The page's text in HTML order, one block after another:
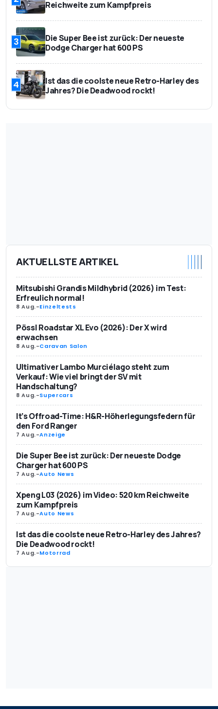
Reichweite zum Kampfpreis
3
Die Super Bee ist zurück: Der neueste
Dodge Charger hat 600 PS
4
Ist das die coolste neue Retro-Harley des
Jahres? Die Deadwood rockt!
AKTUELLSTE ARTIKEL
Mitsubishi Grandis Mildhybrid (2026) im Test:
Erfreulich normal!
8 Aug.-Einzeltests
Pössl Roadstar XL Evo (2026): Der X wird
erwachsen
8 Aug.-Caravan Salon
Ultimativer Lambo Murciélago steht zum
Verkauf: Wie viel bringt der SV mit
Handschaltung?
8 Aug.-Supercars
It’s Offroad-Time: H&R-Höherlegungsfedern für
den Ford Ranger
7 Aug.-Anzeige
Die Super Bee ist zurück: Der neueste Dodge
Charger hat 600 PS
7 Aug.-Auto News
Xpeng L03 (2026) im Video: 520 km Reichweite
zum Kampfpreis
7 Aug.-Auto News
Ist das die coolste neue Retro-Harley des Jahres?
Die Deadwood rockt!
7 Aug.-Motorrad